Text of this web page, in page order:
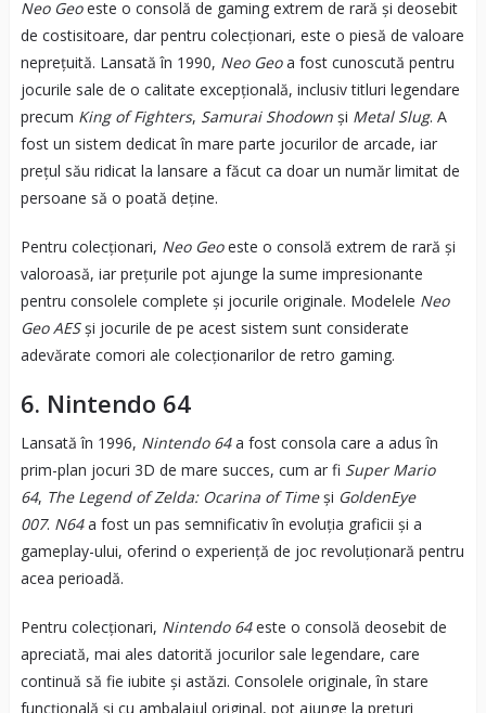
Neo Geoeste o consolă de gaming extrem de rară și deosebit
de costisitoare, dar pentru colecționari, este o piesă de valoare
neprețuită. Lansată în 1990, Neo Geoa fost cunoscută pentru
jocurile sale de o calitate excepțională, inclusiv titluri legendare
precum King of Fighters, Samurai Shodownși Metal Slug. A
fost un sistem dedicat în mare parte jocurilor de arcade, iar
prețul său ridicat la lansare a făcut ca doar un număr limitat de
persoane să o poată deține.
Pentru colecționari, Neo Geoeste o consolă extrem de rară și
valoroasă, iar prețurile pot ajunge la sume impresionante
pentru consolele complete și jocurile originale. Modelele Neo
Geo AESși jocurile de pe acest sistem sunt considerate
adevărate comori ale colecționarilor de retro gaming.
6. Nintendo 64
Lansată în 1996, Nintendo 64a fost consola care a adus în
prim-plan jocuri 3D de mare succes, cum ar fi Super Mario
64, The Legend of Zelda: Ocarina of Timeși GoldenEye
007. N64a fost un pas semnificativ în evoluția graficii și a
gameplay-ului, oferind o experiență de joc revoluționară pentru
acea perioadă.
Pentru colecționari, Nintendo 64este o consolă deosebit de
apreciată, mai ales datorită jocurilor sale legendare, care
continuă să fie iubite și astăzi. Consolele originale, în stare
funcțională și cu ambalajul original, pot ajunge la prețuri